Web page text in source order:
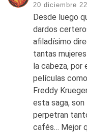
20 diciembre 22,
Desde luego
dardos
afiladísimo
tantas
la cabeza, por
películas
Freddy
esta saga,
perpetran
cafés… Mejor